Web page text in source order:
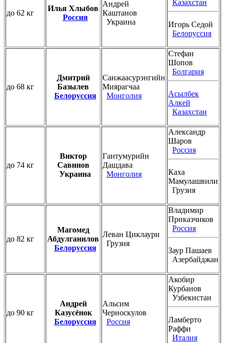
до 62 кг
Илья Хлыбов
Россия
Андрей
Каштанов
Украина
Казахстан
Игорь Седой
Белоруссия
до 68 кг
Дмитрий
Базылев
Белоруссия
Санжаасурэнгийн
Миярагчаа
Монголия
Стефан
Шопов
Болгария
Асылбек
Алкей
Казахстан
до 74 кг
Виктор
Савинов
Украина
Гантумурийн
Дашдава
Монголия
Александр
Шаров
Россия
Каха
Мамулашвили
Грузия
до 82 кг
Магомед
Абдулганилов
Белоруссия
Леван Циклаури
Грузия
Владимир
Приказчиков
Россия
Заур Пашаев
Азербайджан
до 90 кг
Андрей
Казусёнок
Белоруссия
Альсим
Черноскулов
Россия
Акобир
Курбанов
Узбекистан
Ламберто
Раффи
Италия